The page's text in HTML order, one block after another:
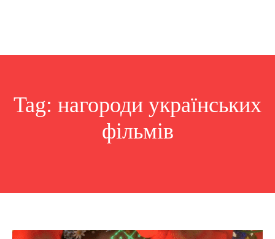
Tag: нагороди українських
фільмів